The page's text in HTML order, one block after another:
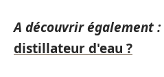
A découvrir également :
distillateur d'eau ?